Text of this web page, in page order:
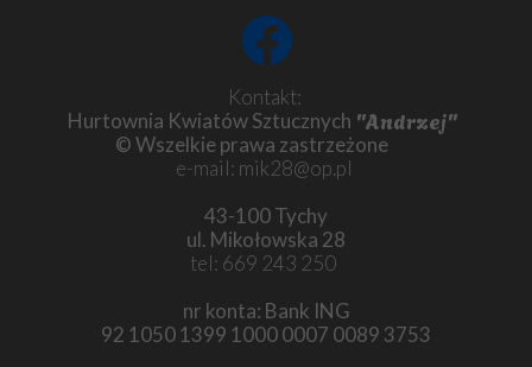
Kontakt:
Hurtownia Kwiatów Sztucznych "Andrzej"
© Wszelkie prawa zastrzeżone
e-mail: mik28@op.pl
43-100 Tychy
ul. Mikołowska 28
tel: 669 243 250
nr konta: Bank ING
92 1050 1399 1000 0007 0089 3753